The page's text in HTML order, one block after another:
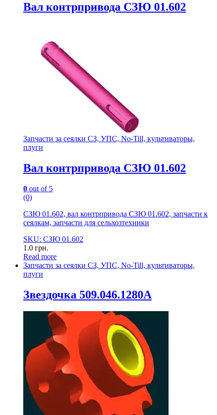
Вал контрпривода СЗЮ 01.602
Запчасти за сеялки СЗ, УПС, No-Till, культиваторы,
плуги
Вал контрпривода СЗЮ 01.602
0 out of 5
(0)
СЗЮ 01.602, вал контрпривода СЗЮ 01.602, запчасти к
сеялкам, запчасти для сельхозтехники
SKU: СЗЮ 01.602
1.0 грн.
Read more
Запчасти за сеялки СЗ, УПС, No-Till, культиваторы,
плуги
Звездочка 509.046.1280А